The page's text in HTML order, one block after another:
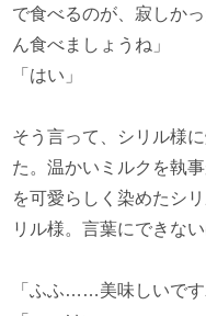
で食べるのが、寂しか
ん食べましょうね」
「はい」
そう言って、シリル様
た。温かいミルクを執
を可愛らしく染めたシ
リル様。言葉にできない
「ふふ……美味しいです